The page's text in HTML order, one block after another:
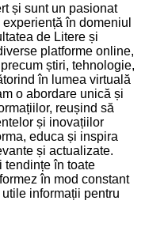
și sunt un pasionat
în domeniul
de Litere și
platforme online,
știri, tehnologie,
în lumea virtuală
o abordare unică și
reușind să
și inovațiilor
educa și inspira
și actualizate.
tendințe în toate
în mod constant
informații pentru